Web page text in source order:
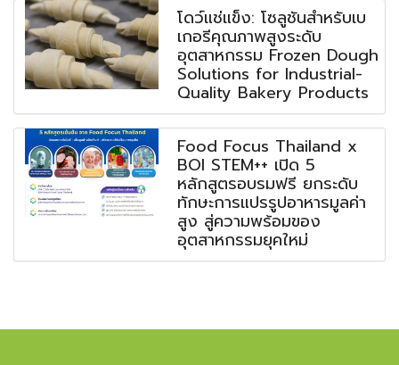
โดว์แช่แข็ง: โซลูชันสำหรับเบ
เกอรีคุณภาพสูงระดับ
อุตสาหกรรม Frozen Dough
Solutions for Industrial-
Quality Bakery Products
Food Focus Thailand x
BOI STEM++ เปิด 5
หลักสูตรอบรมฟรี ยกระดับ
ทักษะการแปรรูปอาหารมูลค่า
สูง สู่ความพร้อมของ
อุตสาหกรรมยุคใหม่